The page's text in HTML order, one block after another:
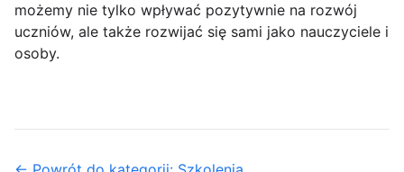
możemy nie tylko wpływać pozytywnie na rozwój
uczniów, ale także rozwijać się sami jako nauczyciele i
osoby.